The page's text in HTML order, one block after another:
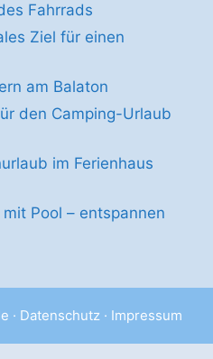
Fahrrads
Ziel für einen
am Balaton
den Camping-Urlaub
im Ferienhaus
Pool – entspannen
· Datenschutz· Impressum